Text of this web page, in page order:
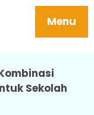
Menu
03
Sekolah